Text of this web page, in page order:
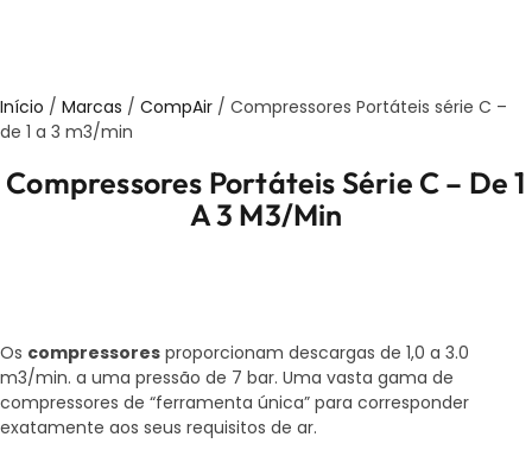
Início / Marcas / CompAir / Compressores Portáteis série C –
de 1 a 3 m3/min
Compressores Portáteis Série C – De 1
A 3 M3/min
Os compressores proporcionam descargas de 1,0 a 3.0
m3/min. a uma pressão de 7 bar. Uma vasta gama de
compressores de “ferramenta única” para corresponder
exatamente aos seus requisitos de ar.